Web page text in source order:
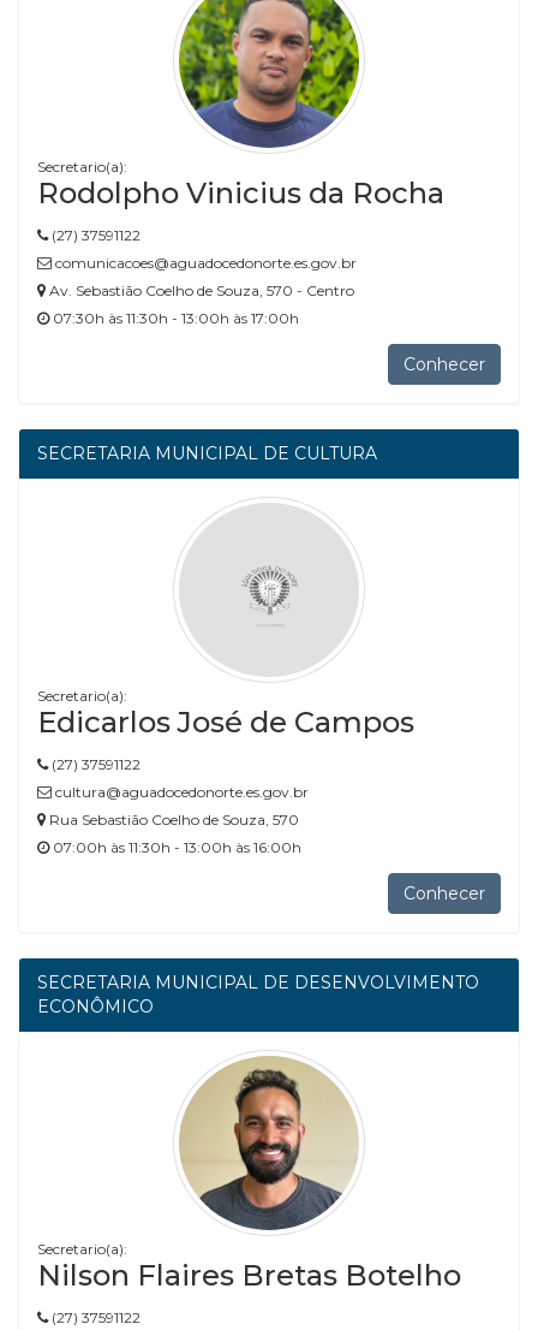
Secretario(a):
Rodolpho Vinicius da Rocha
(27) 37591122
comunicacoes@aguadocedonorte.es.gov.br
Av. Sebastião Coelho de Souza, 570 - Centro
07:30h às 11:30h - 13:00h às 17:00h
Conhecer
SECRETARIA MUNICIPAL DE CULTURA
Secretario(a):
Edicarlos José de Campos
(27) 37591122
cultura@aguadocedonorte.es.gov.br
Rua Sebastião Coelho de Souza, 570
07:00h às 11:30h - 13:00h às 16:00h
Conhecer
SECRETARIA MUNICIPAL DE DESENVOLVIMENTO
ECONÔMICO
Secretario(a):
Nilson Flaires Bretas Botelho
(27) 37591122